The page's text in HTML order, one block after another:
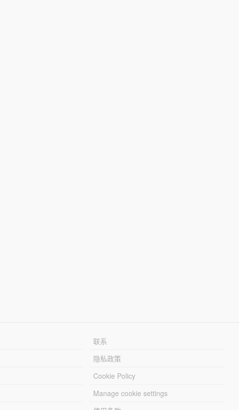
联系
隐私政策
Cookie Policy
Manage cookie settings